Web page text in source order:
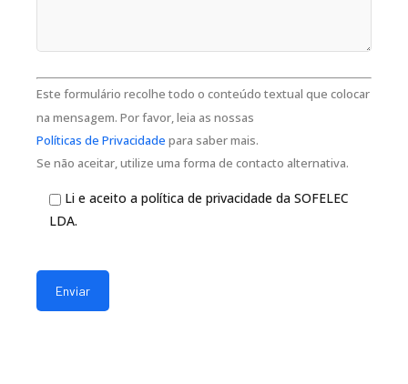
Este formulário recolhe todo o conteúdo textual que colocar
na mensagem. Por favor, leia as nossas
Políticas de Privacidade para saber mais.
Se não aceitar, utilize uma forma de contacto alternativa.
Li e aceito a política de privacidade da SOFELEC
LDA.